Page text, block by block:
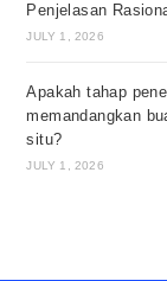
Penjelasan
JULY 1, 2026
Apakah tahap
memandangkan
situ?
JULY 1, 2026